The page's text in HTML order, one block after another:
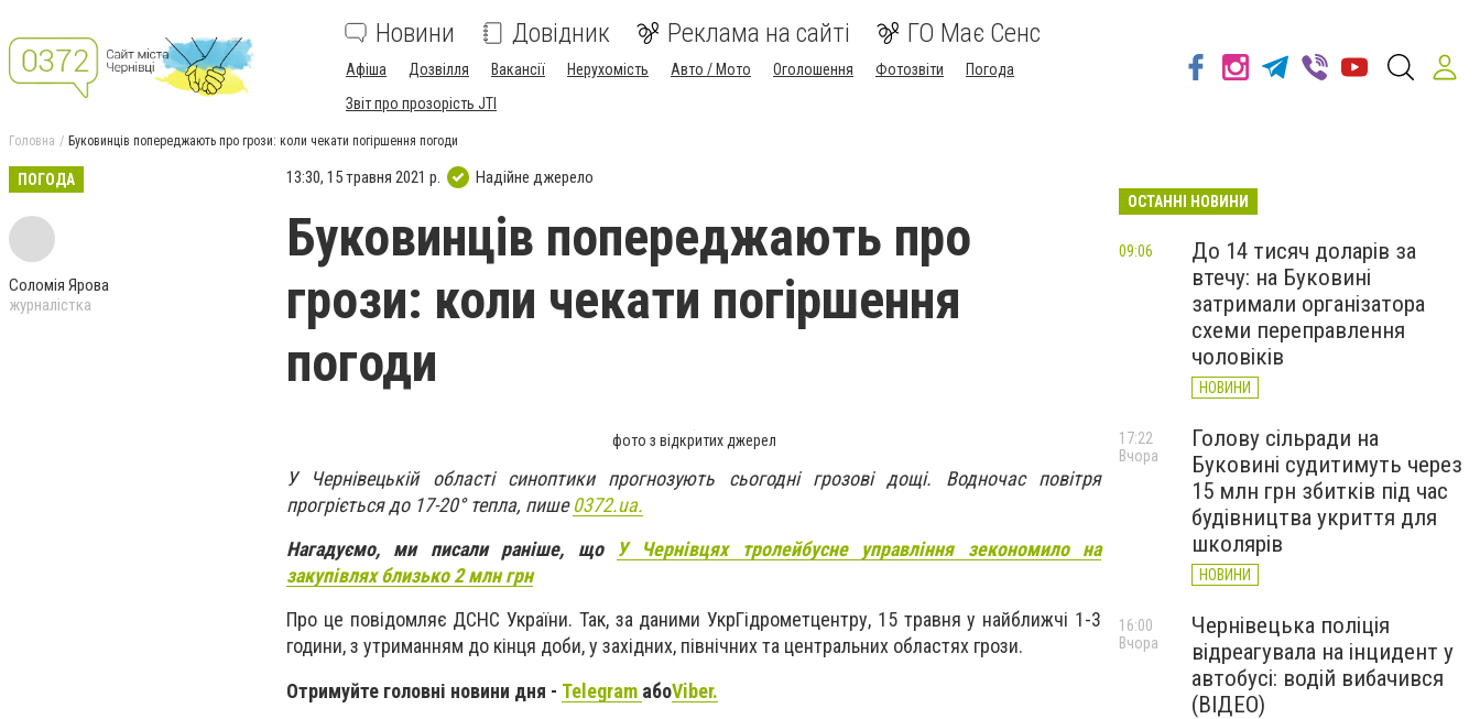
Новини Довідник Реклама на сайті ГО Має Сенс
Афіша Дозвілля Вакансії Нерухомість Авто / Мото Оголошення Фотозвіти
Погода
Звіт про прозорість JTI
Головна Буковинців попереджають про грози: коли чекати погіршення погоди
ПОГОДА
Соломія Ярова
журналістка
13:30, 15 травня 2021 р. Надійне джерело
Буковинців попереджають про
грози: коли чекати погіршення
погоди
фото з відкритих джерел
У Чернівецькій області синоптики прогнозують сьогодні грозові дощі. Водночас повітря
прогріється до 17-20° тепла, пише0372.ua.
Нагадуємо, ми писали раніше, що У Чернівцях тролейбусне управління зекономило на
закупівлях близько 2 млн грн
Про це повідомляє ДСНС України. Так, за даними УкрГідрометцентру, 15 травня у найближчі 1-3
години, з утриманням до кінця доби, у західних, північних та центральних областях грози.
Отримуйте головні новини дня - Telegram абоViber.
ОСТАННІ НОВИНИ
До 14 тисяч доларів за
втечу: на Буковині
затримали організатора
схеми переправлення
чоловіків
НОВИНИ
09:06
Голову сільради на
Буковині судитимуть через
15 млн грн збитків під час
будівництва укриття для
школярів
НОВИНИ
17:22
Вчора
Чернівецька поліція
відреагувала на інцидент у
автобусі: водій вибачився
(ВІДЕО)
16:00
Вчора